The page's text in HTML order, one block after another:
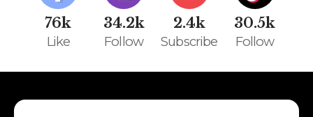
76k
Like
34.2k
Follow
2.4k
Subscribe
30.5k
Follow